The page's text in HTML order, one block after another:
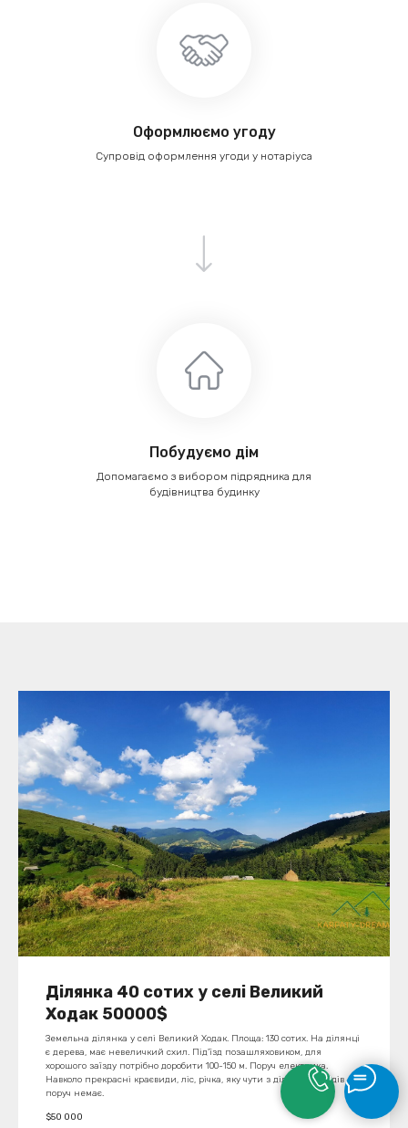
Оформлюємо угоду
Супровід оформлення угоди у нотаріуса
Побудуємо дім
Допомагаємо з вибором підрядника для
будівництва будинку
Ділянка 40 сотих у селі Великий
Ходак 50000$
Земельна ділянка у селі Великий Ходак. Площа: 130 сотих. На ділянці
є дерева, має невеличкий схил. Під'їзд позашляховиком, для
хорошого заїзду потрібно доробити 100-150 м. Поруч електрика.
Навколо прекрасні краєвиди, ліс, річка, яку чути з ділянки. Сусідів
поруч немає.
$50 000